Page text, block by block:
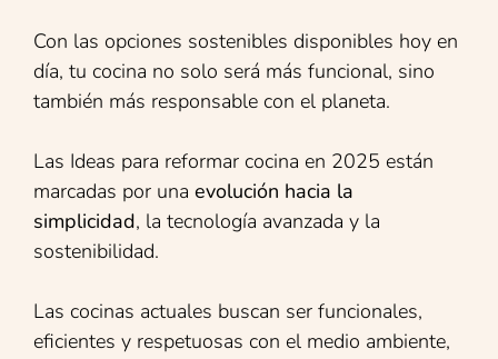
Con las opciones sostenibles disponibles hoy en
día, tu cocina no solo será más funcional, sino
también más responsable con el planeta.
Las Ideas para reformar cocina en 2025 están
marcadas por una evolución hacia la
simplicidad, la tecnología avanzada y la
sostenibilidad.
Las cocinas actuales buscan ser funcionales,
eficientes y respetuosas con el medio ambiente,